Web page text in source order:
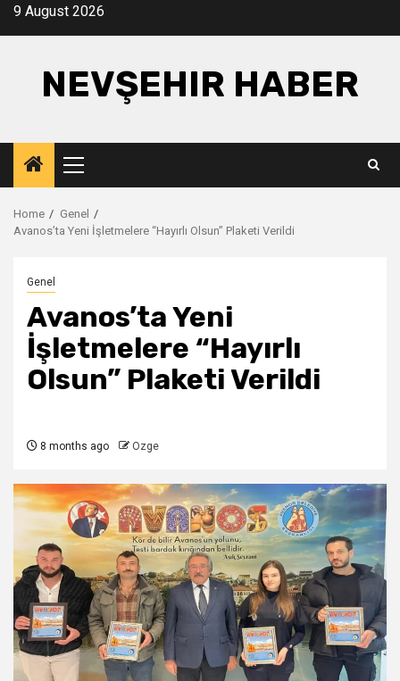
Skip9 August 2026
NEVŞEHIR HABER
Primary
Menu
Home
Genel
Avanos’ta Yeni İşletmelere “Hayırlı Olsun” Plaketi Verildi
Genel
Avanos’ta Yeni
İşletmelere “Hayırlı
Olsun” Plaketi Verildi
8 months ago Ozge